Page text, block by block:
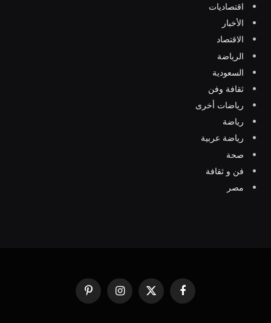
اقتصاديات
الأخبار
الاقتصاد
الرياضة
السعودية
ثقافة وفن
رياضات أخرى
رياضة
رياضة عربية
صحة
فن و ثقافة
مصر
فيسبوك
X
(Twitter)
الانستغرامبينتيريست